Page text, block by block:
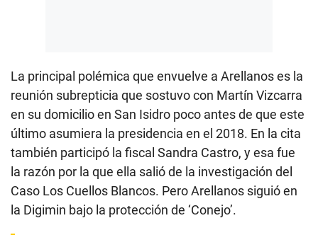
La principal polémica que envuelve a Arellanos es la
reunión subrepticia que sostuvo con Martín Vizcarra
en su domicilio en San Isidro poco antes de que este
último asumiera la presidencia en el 2018. En la cita
también participó la fiscal Sandra Castro, y esa fue
la razón por la que ella salió de la investigación del
Caso Los Cuellos Blancos. Pero Arellanos siguió en
la Digimin bajo la protección de ‘Conejo’.